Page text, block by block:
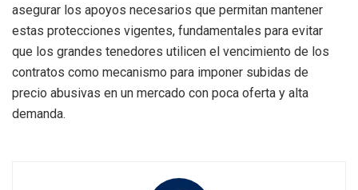
asegurar los apoyos necesarios que permitan mantener
estas protecciones vigentes, fundamentales para evitar
que los grandes tenedores utilicen el vencimiento de los
contratos como mecanismo para imponer subidas de
precio abusivas en un mercado con poca oferta y alta
demanda.